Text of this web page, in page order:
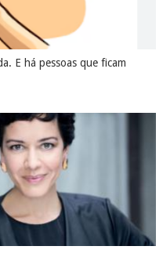
E há pessoas que ficam